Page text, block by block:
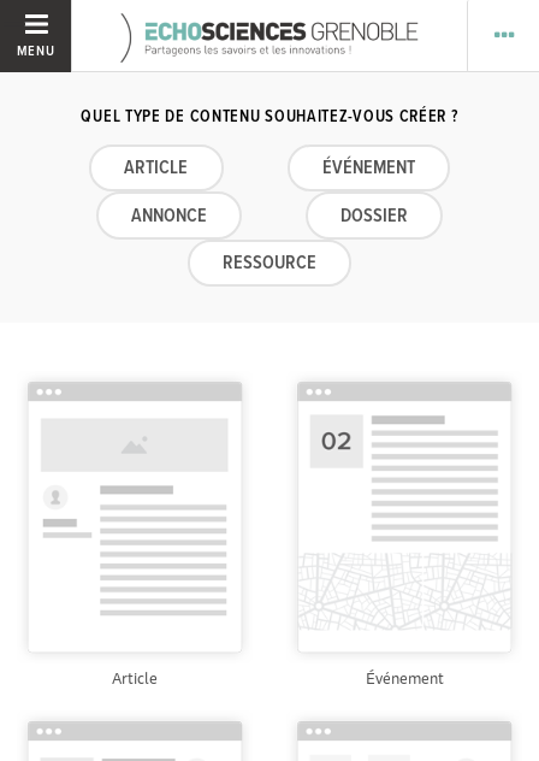
MENU
QUEL TYPE DE CONTENU SOUHAITEZ-VOUS CRÉER ?
ARTICLE
ÉVÉNEMENT
ANNONCE
DOSSIER
RESSOURCE
Article Événement